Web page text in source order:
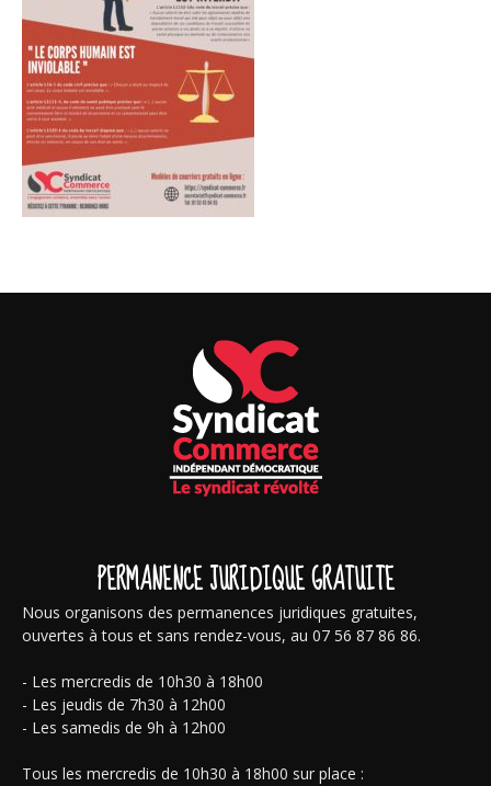
PERMANENCE JURIDIQUE GRATUITE
Nous organisons des permanences juridiques gratuites,
ouvertes à tous et sans rendez-vous, au 07 56 87 86 86.
- Les mercredis de 10h30 à 18h00
- Les jeudis de 7h30 à 12h00
- Les samedis de 9h à 12h00
Tous les mercredis de 10h30 à 18h00 sur place :